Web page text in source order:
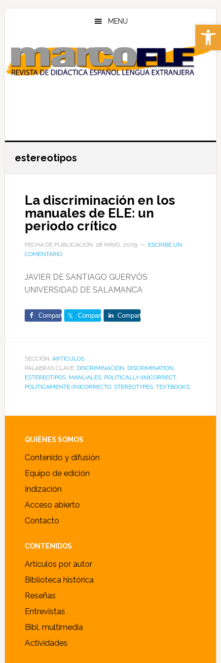
Abrir
Skip
content
Skip
MENU
estereotipos
La discriminación en los
manuales de ELE: un
periodo crítico
FECHA DE PUBLICACIÓN: 28 MAYO, 2009
ESCRIBE UN
COMENTARIO
JAVIER DE SANTIAGO GUERVÓS
UNIVERSIDAD DE SALAMANCA
Comparte Comparte Comparte
SECCIÓN: ARTÍCULOS
PALABRAS CLAVE: DISCRIMINACIÓN, DISCRIMINATION,
ESTEREOTIPOS, MANUALES, POLITICALLY (IN)CORRECT,
POLÍTICAMENTE (IN)CORRECTO, STEREOTYPES, TEXTBOOKS
Footer
QUIÉNES SOMOS
Contenido y difusión
Equipo de edición
Indización
Acceso abierto
Contacto
CONTENIDOS
Artículos por autor
Biblioteca histórica
Reseñas
Entrevistas
Bibl. multimedia
Actividades